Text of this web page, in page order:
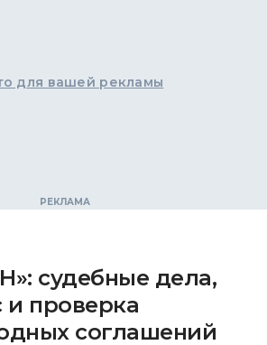
для вашей рекламы
судебные дела,
и проверка
соглашений